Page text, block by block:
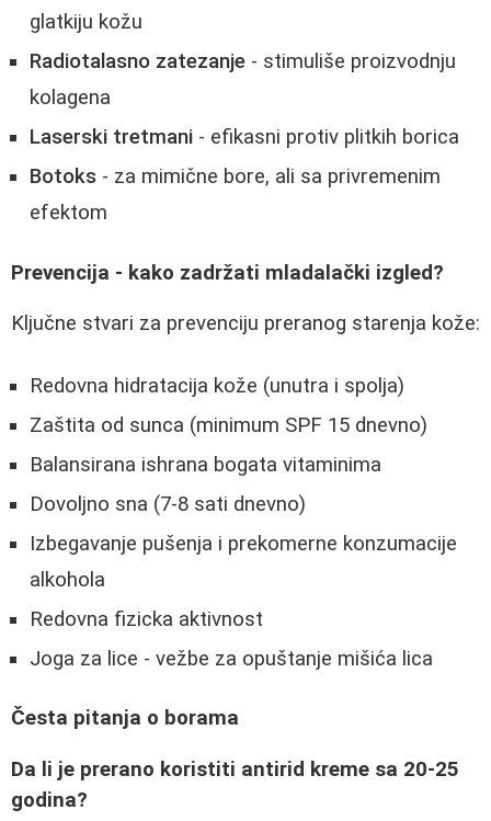
glatkiju kožu
Radiotalasno zatezanje - stimuliše proizvodnju
kolagena
Laserski tretmani - efikasni protiv plitkih borica
Botoks - za mimične bore, ali sa privremenim
efektom
Prevencija - kako zadržati mladalački izgled?
Ključne stvari za prevenciju preranog starenja kože:
Redovna hidratacija kože (unutra i spolja)
Zaštita od sunca (minimum SPF 15 dnevno)
Balansirana ishrana bogata vitaminima
Dovoljno sna (7-8 sati dnevno)
Izbegavanje pušenja i prekomerne konzumacije
alkohola
Redovna fizicka aktivnost
Joga za lice - vežbe za opuštanje mišića lica
Česta pitanja o borama
Da li je prerano koristiti antirid kreme sa 20-25
godina?